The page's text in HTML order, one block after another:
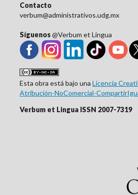
Contacto
verbum@administrativos.udg.mx
Síguenos@Verbum et Lingua
Esta obra está bajo una Licencia
Atribución-NoComercial-
Verbum et Lingua ISSN 2007-7319